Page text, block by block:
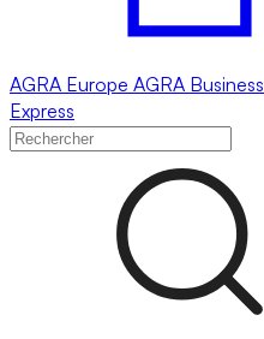
AGRA Europe AGRA Business
Express